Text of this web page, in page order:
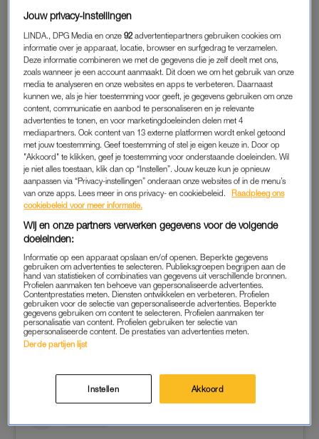
we liggen niet de hele dag in het zwembad. We zijn keihard
aan het werk.”
Feestjes hebben ze “eigenlijk nauwelijks”, aldus de
presentatrice. “Tot Art bedacht: er gebeurt nu echt vrij weinig,
ik ga een pubquiz organiseren. Die was zó welkom. Want wij
hebben het druk, maar alle reporters en cameramensen
hebben het nog veel zwaarder.”
Kluijver mist haar drie kinderen ook erg, geeft ze toe. Die
kunnen niet langskomen tijdens de opnames. “En
wedealenook met een tijdverschil van twaalf uur. Ik vind dat
heel lastig, want ik spreek ze daardoor weinig. Wij zijn vaak in
de avond aan het werk, dan worden zij net wakker of
andersom. Maar ik maak heel veel videoboodschappen en
neem lieve dingetjes voor ze mee, schelpjes of stiekem iets
wat vanExpeditieis.”
Tekst loopt door na de post.
Jouw privacy-instellingen
LINDA., DPG Media en onze92 advertentiepartners gebruiken cookies om
informatie over je apparaat, locatie, browser en surfgedrag te verzamelen.
Deze informatie combineren we met de gegevens die je zelf deelt met ons,
zoals wanneer je een account aanmaakt. Dit doen we om het gebruik van onze
media te analyseren en onze websites en apps te verbeteren. Daarnaast
kunnen we, als je hier toestemming voor geeft, je gegevens gebruiken om onze
content, communicatie en aanbod te personaliseren en je relevante
advertenties te tonen, en voor marketingdoeleinden delen met 4
mediapartners. Ook content van 13 externe platformen wordt enkel getoond
met jouw toestemming. Geef toestemming of stel je eigen keuze in. Door op
"Akkoord" te klikken, geef je toestemming voor onderstaande doeleinden. Wil
je niet alles toestaan, klik dan op “Instellen”. Jouw keuze kun je opnieuw
aanpassen via “Privacy-instellingen” onderaan onze websites of in de menu’s
van onze apps. Lees meer in ons privacy- en cookiebeleid.
Raadpleeg ons
cookiebeleid voor meer informatie.
Wij en onze partners verwerken gegevens voor de volgende
doeleinden:
Informatie op een apparaat opslaan en/of openen. Beperkte gegevens
gebruiken om advertenties te selecteren. Publieksgroepen begrijpen aan de
hand van statistieken of combinaties van gegevens uit verschillende bronnen.
Profielen aanmaken ten behoeve van gepersonaliseerde advertenties.
Contentprestaties meten. Diensten ontwikkelen en verbeteren. Profielen
gebruiken voor de selectie van gepersonaliseerde advertenties. Beperkte
gegevens gebruiken om content te selecteren. Profielen aanmaken ter
personalisatie van content. Profielen gebruiken ter selectie van
gepersonaliseerde content. De prestaties van advertenties meten.
Derde partijen lijst
Instellen Akkoord